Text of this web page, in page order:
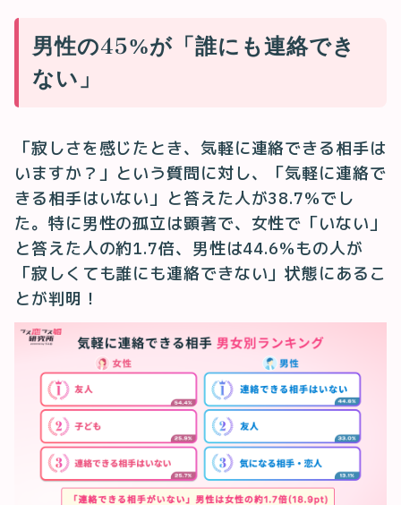
男性の45%が「誰にも連絡でき
ない」
「寂しさを感じたとき、気軽に連絡できる相手は
いますか？」という質問に対し、「気軽に連絡で
きる相手はいない」と答えた人が38.7%でし
た。特に男性の孤立は顕著で、女性で「いない」
と答えた人の約1.7倍、男性は44.6%もの人が
「寂しくても誰にも連絡できない」状態にあるこ
とが判明！